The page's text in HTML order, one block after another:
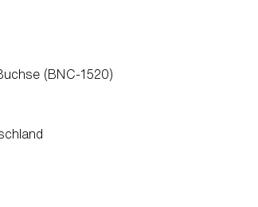
(BNC-1520)